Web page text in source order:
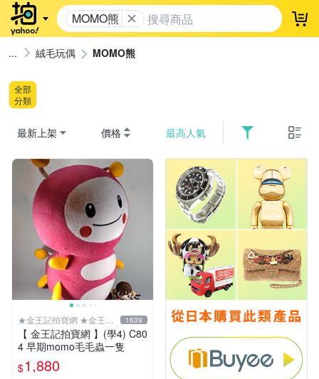
MOMO熊 登
絨毛玩偶 MOMO熊
全部
分類
最新上架 價格 最高人氣
★金王記拍寶網 ★金王記
拍寶趣
1639
【 金王記拍寶網 】(學4) C80
4 早期momo毛毛蟲一隻
$1,880